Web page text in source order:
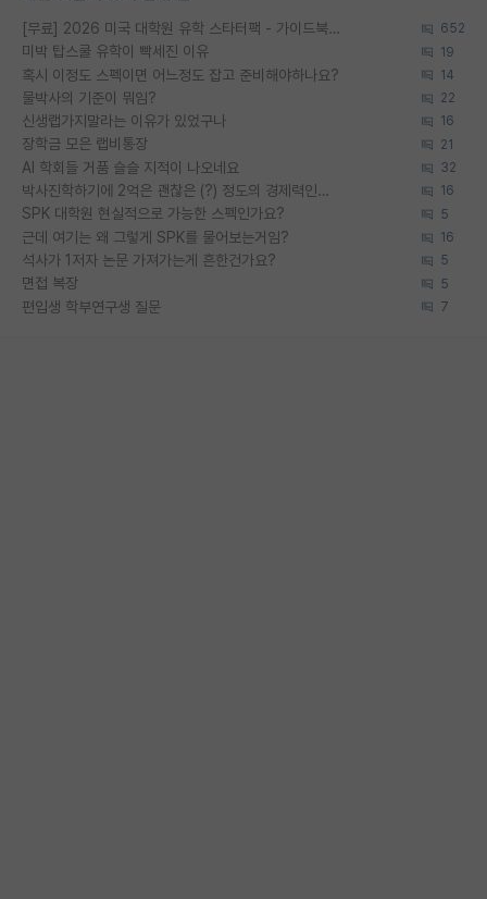
[무료] 2026 미국 대학원 유학 스타터팩 - 가이드북 & 합격자 컨택메일 템플릿 652
미박 탑스쿨 유학이 빡세진 이유 19
혹시 이정도 스펙이면 어느정도 잡고 준비해야하나요? 14
물박사의 기준이 뭐임? 22
신생랩가지말라는 이유가 있었구나 16
장학금 모은 랩비통장 21
AI 학회들 거품 슬슬 지적이 나오네요 32
박사진학하기에 2억은 괜찮은 (?) 정도의 경제력인가요 16
SPK 대학원 현실적으로 가능한 스펙인가요? 5
근데 여기는 왜 그렇게 SPK를 물어보는거임? 16
석사가 1저자 논문 가져가는게 흔한건가요? 5
면접 복장 5
편입생 학부연구생 질문 7